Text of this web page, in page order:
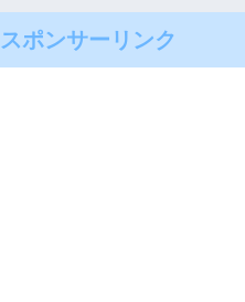
スポンサーリンク